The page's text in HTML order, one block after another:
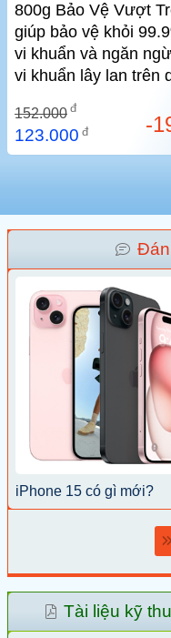
800g Bảo Vệ Vượt
giúp bảo vệ khỏi
vi khuẩn và ngăn
vi khuẩn lây lan trên
152.000 đ
123.000 đ -
iPhone 15 có gì mới?
Tài liệu kỹ